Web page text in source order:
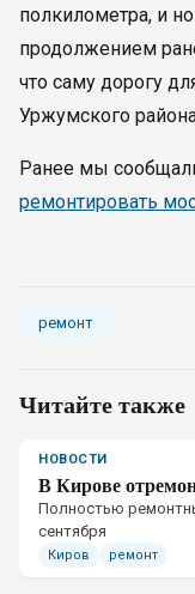
полкилометра, и
продолжением
что саму дорогу
Уржумского
Ранее мы
ремонтировать
ремонт
Читайте также
НОВОСТИ
В Кирове
Полностью
сентября
Киров ремонт